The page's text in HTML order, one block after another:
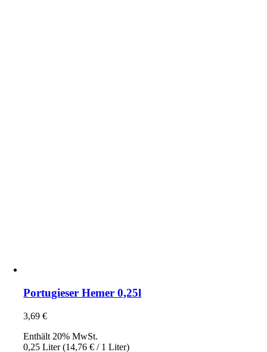
Portugieser Hemer 0,25l
3,69€
Enthält 20% MwSt.
0,25 Liter (14,76€ / 1 Liter)